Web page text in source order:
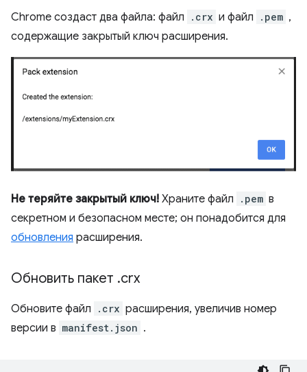
Chrome создаст два файла: файл .crx и файл .pem ,
содержащие закрытый ключ расширения.
Не теряйте закрытый ключ! Храните файл .pem в
секретном и безопасном месте; он понадобится для
обновления расширения.
Обновить пакет .crx
Обновите файл .crx расширения, увеличив номер
версии в manifest.json .